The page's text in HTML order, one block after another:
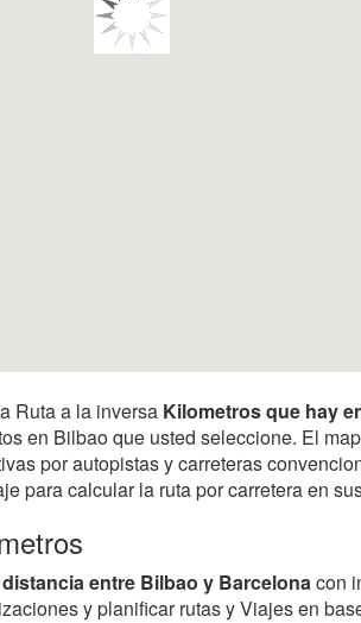
Ruta a la inversa Kilometros que hay
en Bilbao que usted seleccione. El
por autopistas y carreteras
para calcular la ruta por carretera en
distancia entre Bilbao y Barcelonacon
y planificar rutas y Viajes en